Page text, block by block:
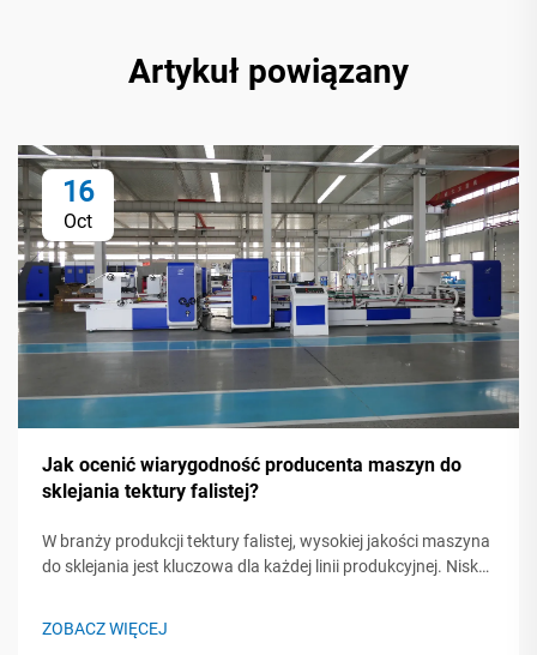
Artykuł powiązany
16
Oct
Jak ocenić wiarygodność producenta maszyn do
sklejania tektury falistej?
W branży produkcji tektury falistej, wysokiej jakości maszyna
do sklejania jest kluczowa dla każdej linii produkcyjnej. Niska
Dlatego inwestycja w niezawodną maszynę do sklejania to
ZOBACZ WIĘCEJ